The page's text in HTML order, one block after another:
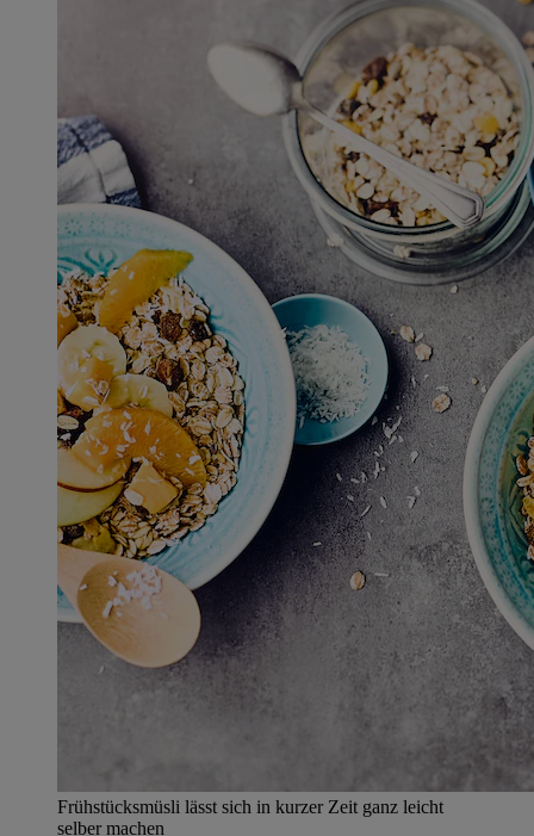
Frühstücksmüsli lässt sich in kurzer Zeit ganz leicht
selber machen